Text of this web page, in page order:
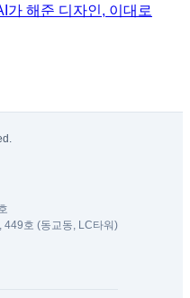
가 해준 디자인, 이대로
449호 (동교동, LC타워)